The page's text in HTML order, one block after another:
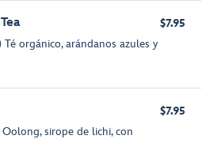
orgánico, arándanos azules y
$7.95
sirope de lichi, con
$7.95